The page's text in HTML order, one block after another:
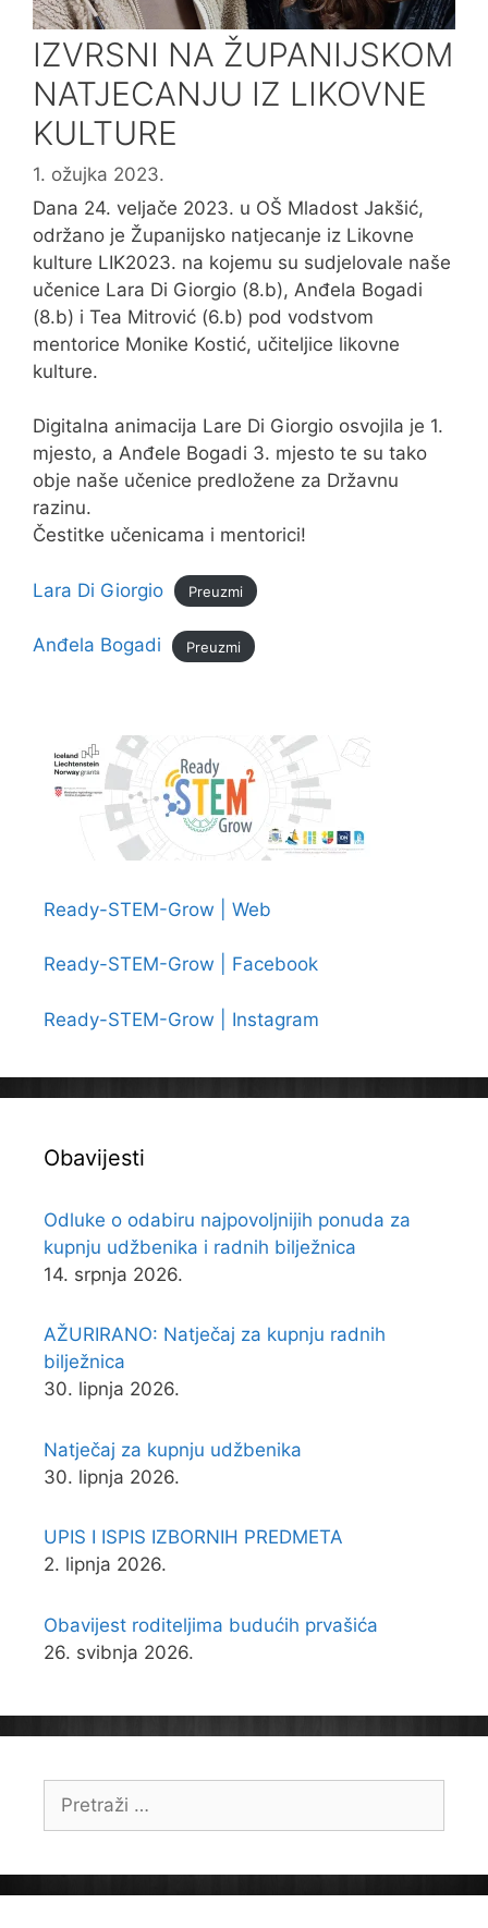
IZVRSNI NA ŽUPANIJSKOM
NATJECANJU IZ LIKOVNE
KULTURE
1. ožujka 2023.
Dana 24. veljače 2023. u OŠ Mladost Jakšić,
održano je Županijsko natjecanje iz Likovne
kulture LIK2023. na kojemu su sudjelovale naše
učenice Lara Di Giorgio (8.b), Anđela Bogadi
(8.b) i Tea Mitrović (6.b) pod vodstvom
mentorice Monike Kostić, učiteljice likovne
kulture.
Digitalna animacija Lare Di Giorgio osvojila je 1.
mjesto, a Anđele Bogadi 3. mjesto te su tako
obje naše učenice predložene za Državnu
razinu.
Čestitke učenicama i mentorici!
Lara Di Giorgio Preuzmi
Anđela Bogadi Preuzmi
Ready-STEM-Grow | Web
Ready-STEM-Grow | Facebook
Ready-STEM-Grow | Instagram
Obavijesti
Odluke o odabiru najpovoljnijih ponuda za
kupnju udžbenika i radnih bilježnica
14. srpnja 2026.
AŽURIRANO: Natječaj za kupnju radnih
bilježnica
30. lipnja 2026.
Natječaj za kupnju udžbenika
30. lipnja 2026.
UPIS I ISPIS IZBORNIH PREDMETA
2. lipnja 2026.
Obavijest roditeljima budućih prvašića
26. svibnja 2026.